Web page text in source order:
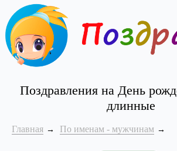
Поздравления на День
длинные
Главная По именам - мужчинам